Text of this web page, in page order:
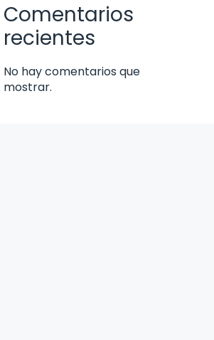
Comentarios
recientes
No hay comentarios que
mostrar.